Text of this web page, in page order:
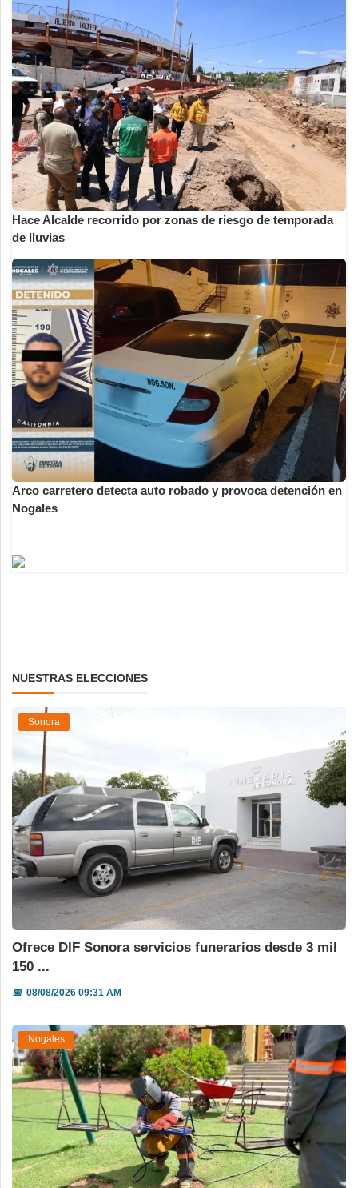
Hace Alcalde recorrido por zonas de riesgo de temporada
de lluvias
Arco carretero detecta auto robado y provoca detención en
Nogales
NUESTRAS ELECCIONES
Sonora
Ofrece DIF Sonora servicios funerarios desde 3 mil
150 ...
📅08/08/2026 09:31 AM
Nogales